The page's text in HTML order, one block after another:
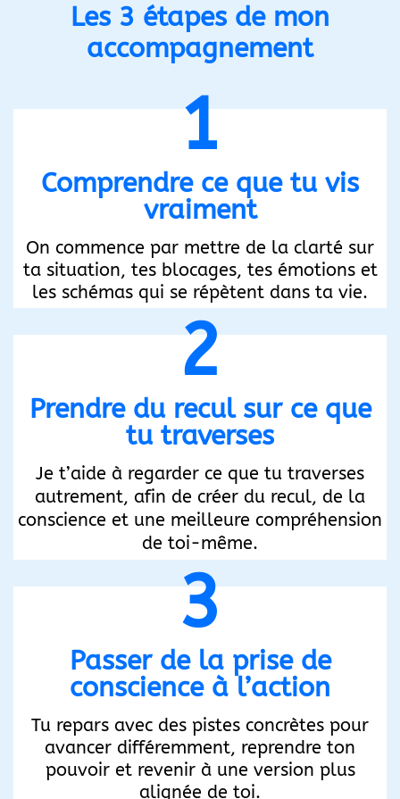
Les 3 étapes de mon
accompagnement
1
Comprendre ce que tu vis
vraiment
On commence par mettre de la clarté sur
ta situation, tes blocages, tes émotions et
les schémas qui se répètent dans ta vie.
2
Prendre du recul sur ce que
tu traverses
Je t’aide à regarder ce que tu traverses
autrement, afin de créer du recul, de la
conscience et une meilleure compréhension
de toi-même.
3
Passer de la prise de
conscience à l’action
Tu repars avec des pistes concrètes pour
avancer différemment, reprendre ton
pouvoir et revenir à une version plus
alignée de toi.